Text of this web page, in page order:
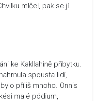
mlčel, pak se jí
ke Kakllahině příbytku.
spousta lidí,
příliš mnoho. Onnis
malé pódium,